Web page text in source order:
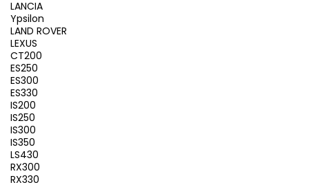
LANCIA
Ypsilon
LAND ROVER
LEXUS
CT200
ES250
ES300
ES330
IS200
IS250
IS300
IS350
LS430
RX300
RX330